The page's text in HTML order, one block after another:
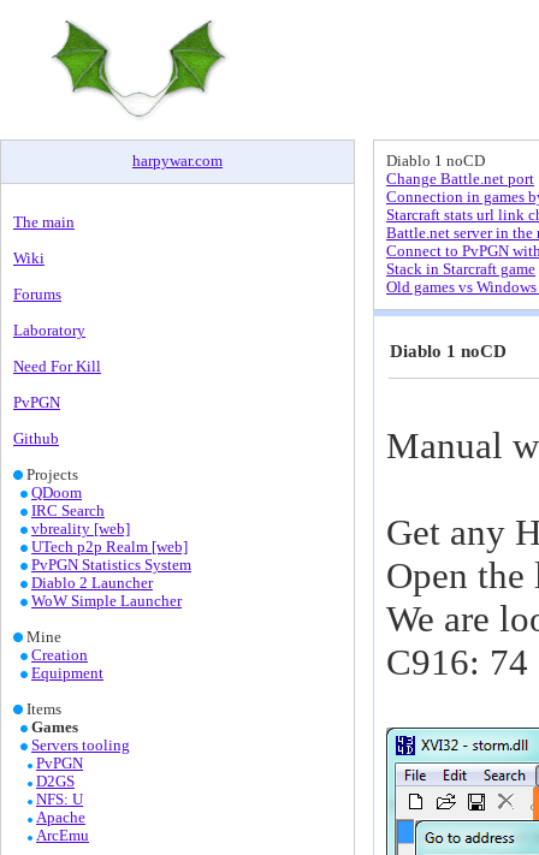
harpywar.com
The main
Wiki
Forums
Laboratory
Need For Kill
PvPGN
Github
Projects
QDoom
IRC Search
vbreality [web]
UTech p2p Realm [web]
PvPGN Statistics System
Diablo 2 Launcher
WoW Simple Launcher
Mine
Creation
Equipment
Items
Games
Servers tooling
PvPGN
D2GS
NFS: U
Apache
ArcEmu
Diablo 1 noCD
Change Battle.net port
Connection in games
Starcraft stats url link
Battle.net server in the
Connect to PvPGN
Stack in Starcraft game
Old games vs
Diablo 1 noCD
Manual
Get any
Open
We are
C916: 74